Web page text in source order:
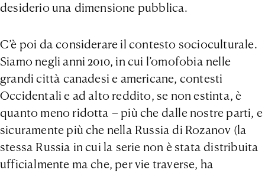
desiderio una dimensione pubblica.
C’è poi da considerare il contesto socioculturale.
Siamo negli anni 2010, in cui l’omofobia nelle
grandi città canadesi e americane, contesti
Occidentali e ad alto reddito, se non estinta, è
quanto meno ridotta – più che dalle nostre parti, e
sicuramente più che nella Russia di Rozanov (la
stessa Russia in cui la serie non è stata distribuita
ufficialmente ma che, per vie traverse, ha